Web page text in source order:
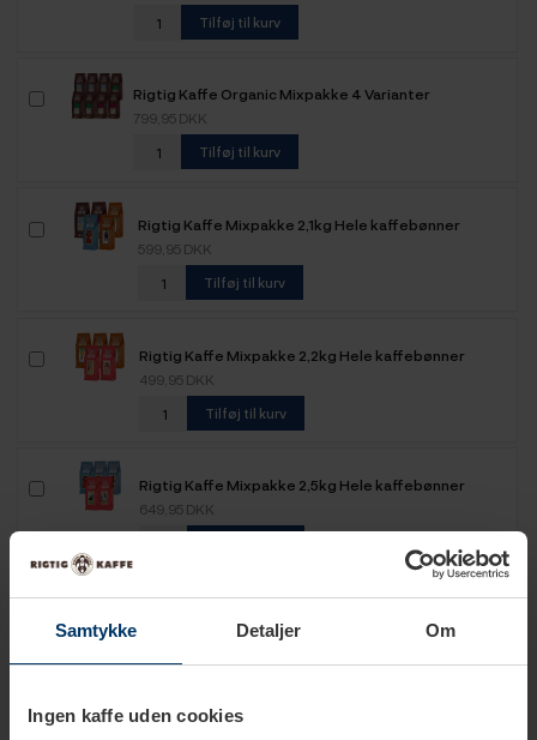
Samtykke Detaljer Om
Ingen kaffe uden cookies
Tilføj til kurv
Rigtig Kaffe Organic Mixpakke 4 Varianter
799,95 DKK
Tilføj til kurv
Rigtig Kaffe Mixpakke 2,1kg Hele kaffebønner
599,95 DKK
Tilføj til kurv
Rigtig Kaffe Mixpakke 2,2kg Hele kaffebønner
499,95 DKK
Tilføj til kurv
Rigtig Kaffe Mixpakke 2,5kg Hele kaffebønner
649,95 DKK